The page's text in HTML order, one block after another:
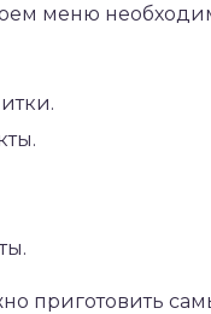
меню
приготовить